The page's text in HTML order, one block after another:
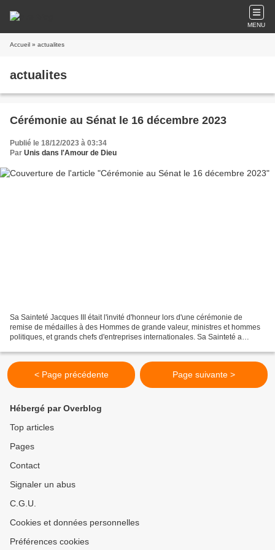
MENU
Accueil » actualites
actualites
Cérémonie au Sénat le 16 décembre 2023
Publié le 18/12/2023 à 03:34
Par Unis dans l'Amour de Dieu
Sa Sainteté Jacques III était l'invité d'honneur lors d'une cérémonie de
remise de médailles à des Hommes de grande valeur, ministres et hommes
politiques, et grands chefs d'entreprises internationales. Sa Sainteté a
< Page précédente Page suivante >
Hébergé par Overblog
Top articles
Pages
Contact
Signaler un abus
C.G.U.
Cookies et données personnelles
Préférences cookies